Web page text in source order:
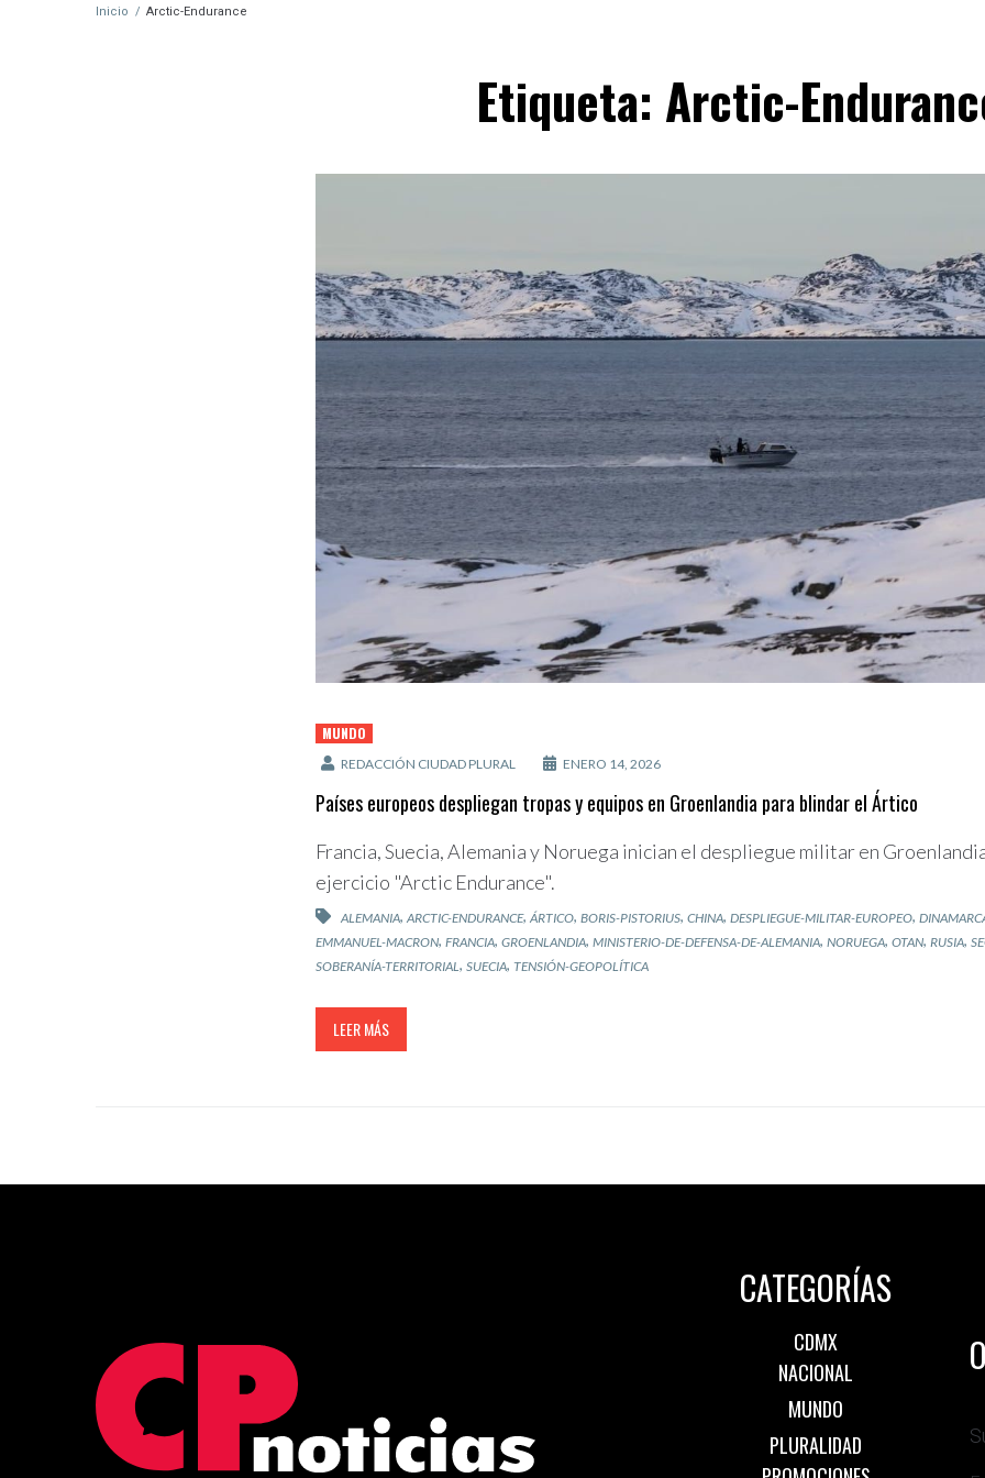
Inicio / Arctic-Endurance
Etiqueta: Arctic-
MUNDO
REDACCIÓN CIUDAD PLURAL ENERO 14, 2026
Países europeos despliegan tropas y equipos en Groenlandia para blindar el Ártico
Francia, Suecia, Alemania y Noruega inician el despliegue militar en
ejercicio "Arctic Endurance".
ALEMANIA, ARCTIC-ENDURANCE, ÁRTICO, BORIS-PISTORIUS, CHINA, DESPLIEGUE-MILITAR-EUROPEO,
EMMANUEL-MACRON, FRANCIA, GROENLANDIA, MINISTERIO-DE-DEFENSA-DE-ALEMANIA, NORUEGA, OTAN, RUSIA,
SOBERANÍA-TERRITORIAL , SUECIA, TENSIÓN-GEOPOLÍTICA
LEER MÁS
CATEGORÍAS
CDMX
NACIONAL
MUNDO
PLURALIDAD